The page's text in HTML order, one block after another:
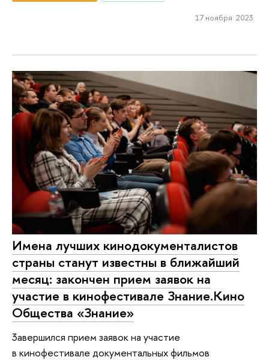
17 ноября 2023
Имена лучших кинодокументалистов
страны станут известны в ближайший
месяц: закончен прием заявок на
участие в кинофестивале Знание.Кино
Общества «Знание»
3авершился прием заявок на участие
в кинофестивале документальных фильмов